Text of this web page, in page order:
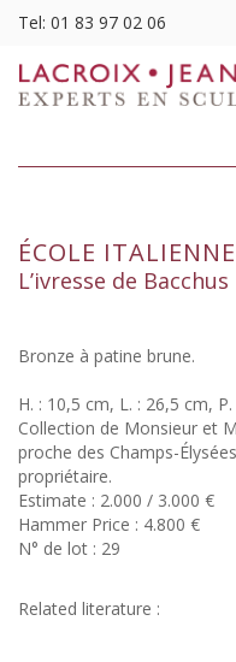
Tel: 01 83 97 02 06
ÉCOLE
L’ivresse de Bacchus
Bronze à patine brune.
H. : 10,5 cm, L. : 26,5 cm,
Collection de Monsieur et
proche des Champs-
propriétaire.
Estimate : 2.000 / 3.000 €
Hammer Price : 4.800 €
N° de lot : 29
Related literature :